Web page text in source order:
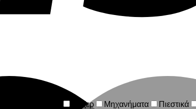
Λέιζερ Μηχανήματα
Πιεστικά